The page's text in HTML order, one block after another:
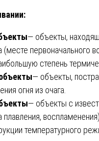
— объекты,
(месте первоначального
степень
— объекты,
огня из очага.
— объекты с
плавления,
температурного